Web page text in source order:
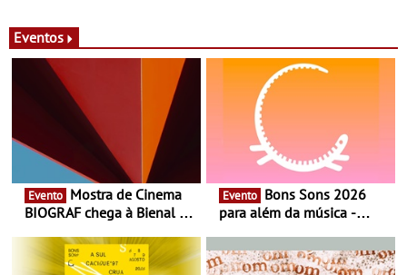
Eventos
Evento
BIOGRAF chega à Bienal de
Documentário, ensaio
fílmico e práticas artísticas
Evento
para além da música -
percursos, oficinas,
atividades para toda a